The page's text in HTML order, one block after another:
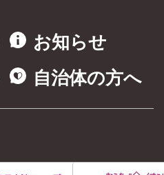
お知らせ
自治体の方へ